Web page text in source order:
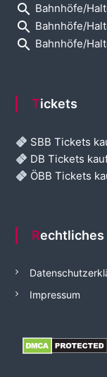
search Bahnhöfe/
search Bahnhöfe/
search Bahnhöfe/
Tickets
SBB Tickets
DB Tickets
ÖBB Tickets
Rechtliches
Impressum